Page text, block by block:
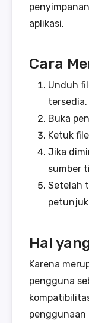
aplikasi.
Cara
Unduh
tersedia.
Buka
Ketuk
Jika
sumber
Setelah
Hal
Karena
pengguna
penggunaan